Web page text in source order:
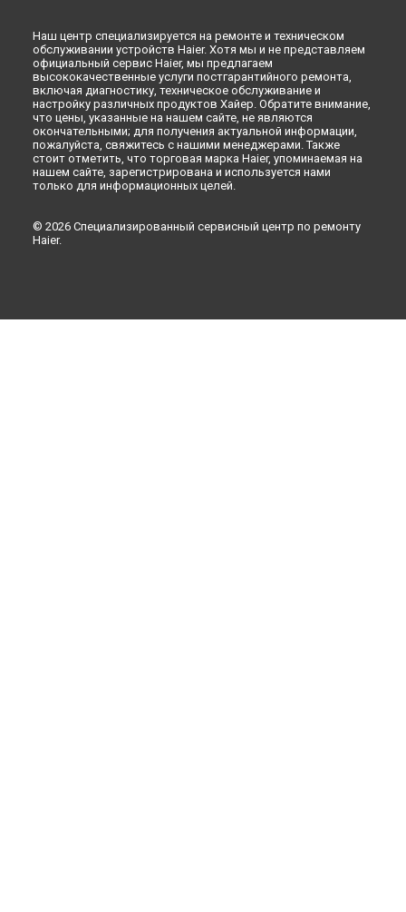
Наш центр специализируется на ремонте и техническом
обслуживании устройств Haier. Хотя мы и не представляем
официальный сервис Haier, мы предлагаем
высококачественные услуги постгарантийного ремонта,
включая диагностику, техническое обслуживание и
настройку различных продуктов Хайер. Обратите внимание,
что цены, указанные на нашем сайте, не являются
окончательными; для получения актуальной информации,
пожалуйста, свяжитесь с нашими менеджерами. Также
стоит отметить, что торговая марка Haier, упоминаемая на
нашем сайте, зарегистрирована и используется нами
только для информационных целей.
© 2026 Специализированный сервисный центр по ремонту
Haier.